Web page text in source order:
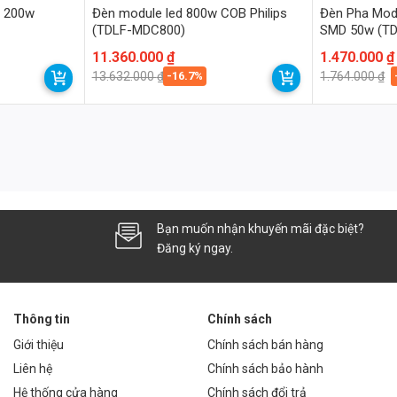
W).
thọ cao.
200w
Đèn module led 800w COB Philips
(TDLF-MDC800)
13.632.000₫
Giá
gốc
là:
11.360.000 ₫
Giá
hiện
tại
11.360.000 ₫.
-16.7%
Đèn Pha
SMD 50w
1.764.000₫
Giá
gốc
là:
1.470.000₫
Giá
hiện
tại
1.470.000 ₫.
Bạn muốn nhận khuyến mãi đặc biệt?
Đăng ký ngay.
Thông tin
Giới thiệu
Liên hệ
Hệ thống cửa hàng
Chính sách
Chính sách bán hàng
Chính sách bảo hành
Chính sách đổi trả